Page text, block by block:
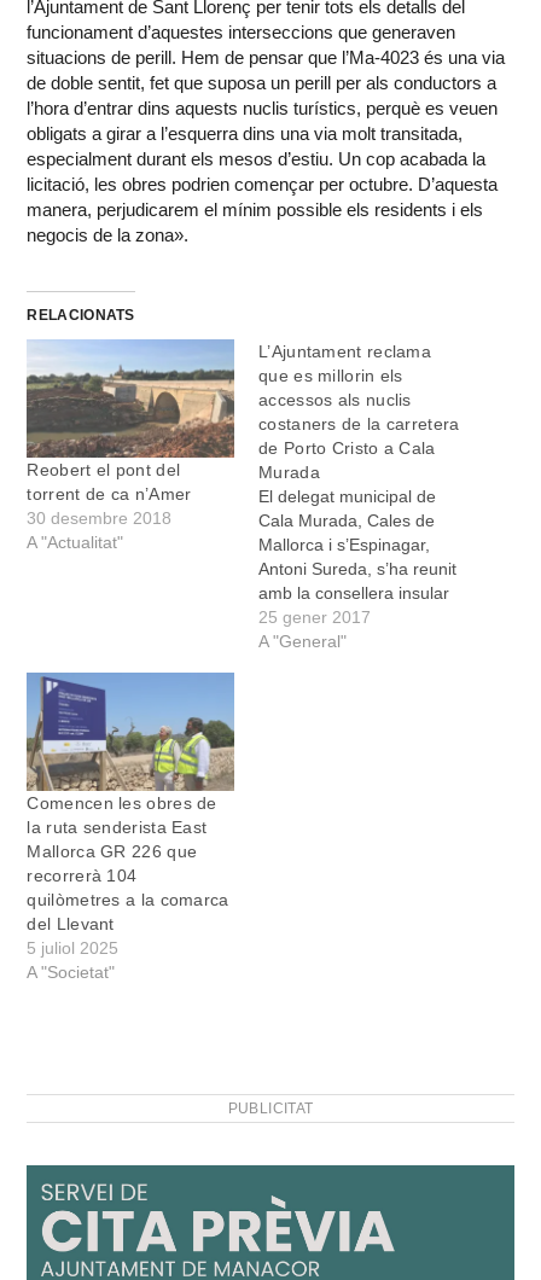
l’Ajuntament de Sant Llorenç per tenir tots els detalls del
funcionament d’aquestes interseccions que generaven
situacions de perill. Hem de pensar que l’Ma-4023 és una via
de doble sentit, fet que suposa un perill per als conductors a
l’hora d’entrar dins aquests nuclis turístics, perquè es veuen
obligats a girar a l’esquerra dins una via molt transitada,
especialment durant els mesos d’estiu. Un cop acabada la
licitació, les obres podrien començar per octubre. D’aquesta
manera, perjudicarem el mínim possible els residents i els
negocis de la zona».
RELACIONATS
Reobert el pont del
torrent de ca n’Amer
30 desembre 2018
A "Actualitat"
L’Ajuntament reclama
que es millorin els
accessos als nuclis
costaners de la carretera
de Porto Cristo a Cala
Murada
El delegat municipal de
Cala Murada, Cales de
Mallorca i s’Espinagar,
Antoni Sureda, s’ha reunit
amb la consellera insular
de Territori i
Infraestructures, Mercedes
25 gener 2017
A "General"
Comencen les obres de
la ruta senderista East
Mallorca GR 226 que
recorrerà 104
quilòmetres a la comarca
del Llevant
5 juliol 2025
A "Societat"
PUBLICITAT